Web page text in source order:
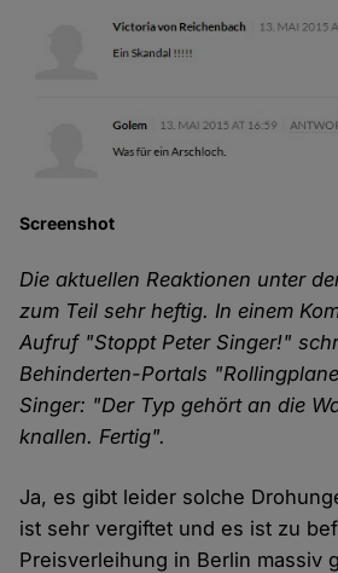
Screenshot
Die aktuellen Reaktionen unter
zum Teil sehr heftig. In einem
Aufruf "Stoppt Peter Singer!"
Behinderten-Portals
Singer: "Der Typ gehört an die
knallen. Fertig".
Ja, es gibt leider solche
ist sehr vergiftet und es ist zu
Preisverleihung in Berlin massiv